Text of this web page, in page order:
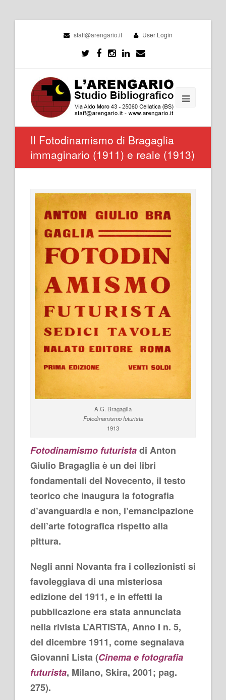
staff@arengario.it User Login
Il Fotodinamismo di Bragaglia
immaginario (1911) e reale (1913)
A.G. Bragaglia
Fotodinamismo futurista
1913
Fotodinamismo futuristadi Anton
Giulio Bragaglia è un dei libri
fondamentali del Novecento, il testo
teorico che inaugura la fotografia
d’avanguardia e non, l’emancipazione
dell’arte fotografica rispetto alla
pittura.
Negli anni Novanta fra i collezionisti si
favoleggiava di una misteriosa
edizione del 1911, e in effetti la
pubblicazione era stata annunciata
nella rivista L’ARTISTA, Anno I n. 5,
del dicembre 1911, come segnalava
Giovanni Lista (Cinema e fotografia
futurista, Milano, Skira, 2001; pag.
275).